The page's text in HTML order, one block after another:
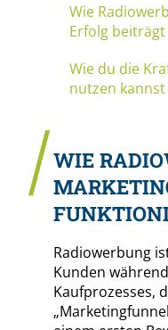
Wie
Erfolg beiträgt
Wie du die
nutzen kannst
WIE
Radiowerbung
Kunden
Kaufprozesses,